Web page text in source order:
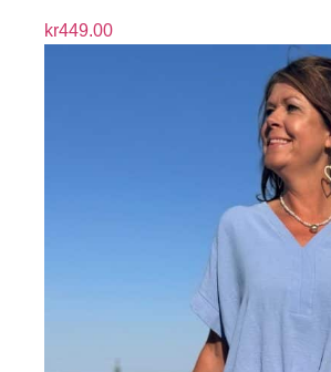
kr449.00